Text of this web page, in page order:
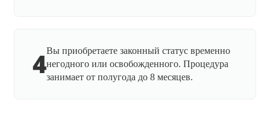
4Вы приобретаете законный статус временно
негодного или освобожденного. Процедура
занимает от полугода до 8 месяцев.